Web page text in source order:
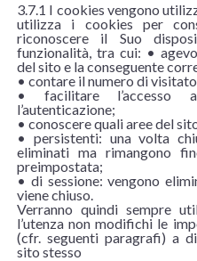
3.7.1 I cookies vengono
utilizza i cookies per
riconoscere il Suo
funzionalità, tra cui: •
del sito e la conseguente
• contare il numero di
• facilitare l’accesso
l’autenticazione;
• conoscere quali aree del
• persistenti: una volta
eliminati ma rimangono
preimpostata;
• di sessione: vengono
viene chiuso.
Verranno quindi sempre
l’utenza non modifichi le
(cfr. seguenti paragrafi) a
sito stesso